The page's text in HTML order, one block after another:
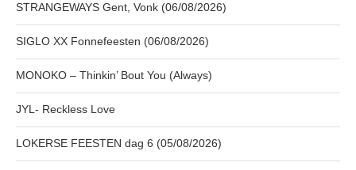
STRANGEWAYS Gent, Vonk (06/08/2026)
SIGLO XX Fonnefeesten (06/08/2026)
MONOKO – Thinkin’ Bout You (Always)
JYL- Reckless Love
LOKERSE FEESTEN dag 6 (05/08/2026)